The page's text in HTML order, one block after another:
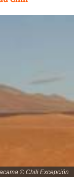
© Chili Excepción